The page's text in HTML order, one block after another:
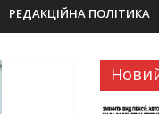
РЕДАКЦІЙНА ПОЛІТИКА